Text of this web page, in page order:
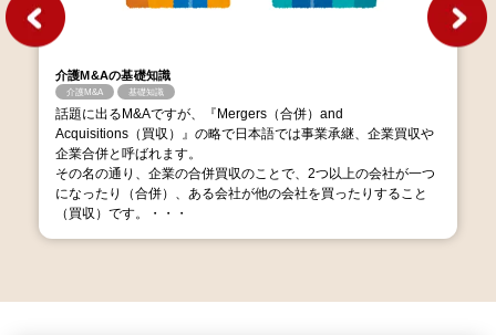
介護M&Aの基礎知識
介護M&A 基礎知識
話題に出るM&Aですが、『Mergers（合併）and
Acquisitions（買収）』の略で日本語では事業承継、企業買収や
企業合併と呼ばれます。
その名の通り、企業の合併買収のことで、2つ以上の会社が一つ
になったり（合併）、ある会社が他の会社を買ったりすること
（買収）です。・・・